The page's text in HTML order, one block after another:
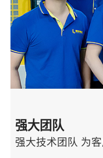
强大团队
强大技术团队 为